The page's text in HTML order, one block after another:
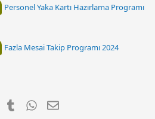
Personel Yaka Kartı Hazırlama Programı
Fazla Mesai Takip Programı 2024
PinterestTumblr WhatsApp
E-posta